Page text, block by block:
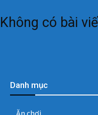
Không có bài
Danh mục